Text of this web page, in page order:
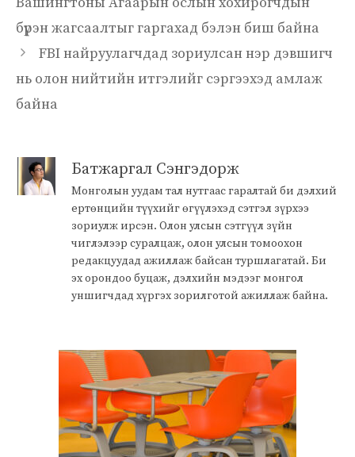
бүрэн жагсаалтыг гаргахад бэлэн биш байна
FBI найруулагчдад зориулсан нэр дэвшигч
нь олон нийтийн итгэлийг сэргээхэд амлаж
байна
Батжаргал Сэнгэдорж
Монголын уудам тал нутгаас гаралтай би дэлхий
ертөнцийн түүхийг өгүүлэхэд сэтгэл зүрхээ
зориулж ирсэн. Олон улсын сэтгүүл зүйн
чиглэлээр суралцаж, олон улсын томоохон
редакцуудад ажиллаж байсан туршлагатай. Би
эх орондоо буцаж, дэлхийн мэдээг монгол
уншигчдад хүргэх зорилготой ажиллаж байна.